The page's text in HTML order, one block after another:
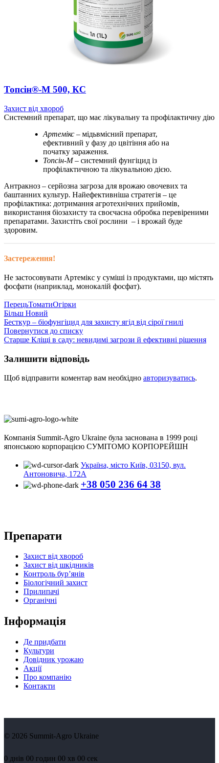
Топсін®-М 500, КС
Захист від хвороб
Системний препарат, що має лікувальну та профілактичну дію
Артемікс – мідьвмісний препарат,
ефективний у фазу до цвітіння або на
початку зараження.
Топсін-М – системний фунгіцид із
профілактичною та лікувальною дією.
Антракноз – серйозна загроза для врожаю овочевих та
баштанних культур. Найефективніша стратегія – це
профілактика: дотримання агротехнічних прийомів,
використання біозахисту та своєчасна обробка перевіреними
препаратами. Захистіть свої рослини – і врожай буде
здоровим.
Застереження!
Не застосовувати Артемікс у суміші із продуктами, що містять
фосфати (наприклад, монокалій фосфат).
ПерецьТоматиОгірки
Більш Новий
Бесткур – біофунгіцид для захисту ягід від сірої гнилі
Повернутися до списку
Старше Кліщі в саду: невидимі загрози й ефективні рішення
Залишити відповідь
Щоб відправити коментар вам необхідно авторизуватись.
Компанія Summit-Agro Ukraine була заснована в 1999 році
японською корпорацією СУМІТОМО КОРПОРЕЙШН
Україна, місто Київ, 03150, вул.
Антоновича, 172А
+38 050 236 64 38
Препарати
Захист від хвороб
Захист від шкідників
Контроль бур’янів
Біологічний захист
Прилипачі
Органічні
Інформація
Де придбати
Культури
Довідник урожаю
Акції
Про компанію
Контакти
© 2026 Summit-Agro Ukraine
0 днів 00 годин 00 хв 00 сек